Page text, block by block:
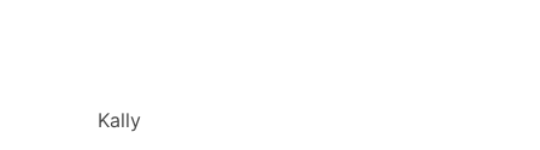
Kally